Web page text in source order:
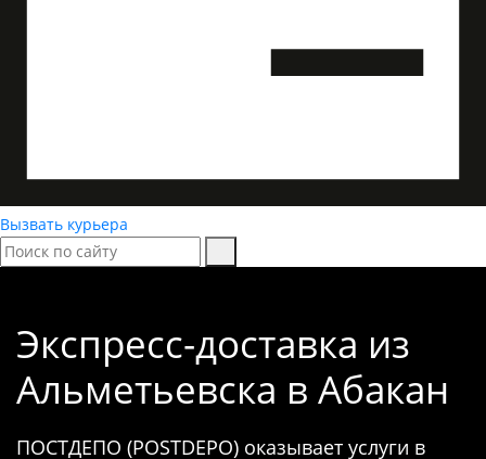
Вызвать курьера
Экспресс-доставка из
Альметьевска в Абакан
ПОСТДЕПО (POSTDEPO) оказывает услуги в